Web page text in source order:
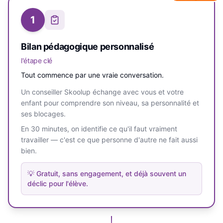
1
Bilan pédagogique personnalisé
l'étape clé
Tout commence par une vraie conversation.
Un conseiller Skoolup échange avec vous et votre
enfant pour comprendre son niveau, sa personnalité et
ses blocages.
En 30 minutes, on identifie ce qu'il faut vraiment
travailler — c'est ce que personne d'autre ne fait aussi
bien.
💡 Gratuit, sans engagement, et déjà souvent un
déclic pour l'élève.